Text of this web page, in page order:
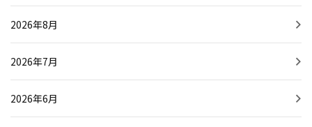
2026年8月
2026年7月
2026年6月